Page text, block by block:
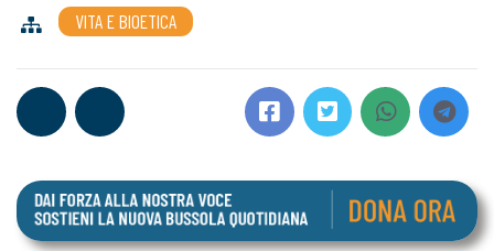
VITA E BIOETICA